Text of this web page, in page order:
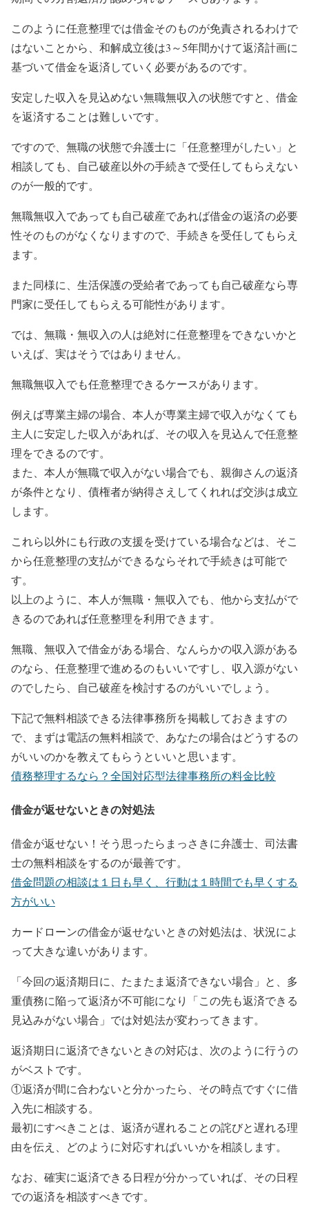
このように任意整理では借金そのものが免責されるわけで
はないことから、和解成立後は3～5年間かけて返済計画に
基づいて借金を返済していく必要があるのです。
安定した収入を見込めない無職無収入の状態ですと、借金
を返済することは難しいです。
ですので、無職の状態で弁護士に「任意整理がしたい」と
相談しても、自己破産以外の手続きで受任してもらえない
のが一般的です。
無職無収入であっても自己破産であれば借金の返済の必要
性そのものがなくなりますので、手続きを受任してもらえ
ます。
また同様に、生活保護の受給者であっても自己破産なら専
門家に受任してもらえる可能性があります。
では、無職・無収入の人は絶対に任意整理をできないかと
いえば、実はそうではありません。
無職無収入でも任意整理できるケースがあります。
例えば専業主婦の場合、本人が専業主婦で収入がなくても
主人に安定した収入があれば、その収入を見込んで任意整
理をできるのです。
また、本人が無職で収入がない場合でも、親御さんの返済
が条件となり、債権者が納得さえしてくれれば交渉は成立
します。
これら以外にも行政の支援を受けている場合などは、そこ
から任意整理の支払ができるならそれで手続きは可能で
す。
以上のように、本人が無職・無収入でも、他から支払がで
きるのであれば任意整理を利用できます。
無職、無収入で借金がある場合、なんらかの収入源がある
のなら、任意整理で進めるのもいいですし、収入源がない
のでしたら、自己破産を検討するのがいいでしょう。
下記で無料相談できる法律事務所を掲載しておきますの
で、まずは電話の無料相談で、あなたの場合はどうするの
がいいのかを教えてもらうといいと思います。
債務整理するなら？全国対応型法律事務所の料金比較
借金が返せないときの対処法
借金が返せない！そう思ったらまっさきに弁護士、司法書
士の無料相談をするのが最善です。
借金問題の相談は１日も早く、行動は１時間でも早くする
方がいい
カードローンの借金が返せないときの対処法は、状況によ
って大きな違いがあります。
「今回の返済期日に、たまたま返済できない場合」と、多
重債務に陥って返済が不可能になり「この先も返済できる
見込みがない場合」では対処法が変わってきます。
返済期日に返済できないときの対応は、次のように行うの
がベストです。
①返済が間に合わないと分かったら、その時点ですぐに借
入先に相談する。
最初にすべきことは、返済が遅れることの詫びと遅れる理
由を伝え、どのように対応すればいいかを相談します。
なお、確実に返済できる日程が分かっていれば、その日程
での返済を相談すべきです。